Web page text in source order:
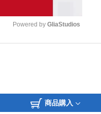
e
Powered by GliaStudios
商品購入